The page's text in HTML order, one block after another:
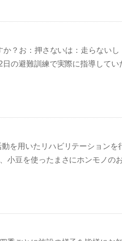
？お：押さないは：走らない
の避難訓練で実際に指導してい
を用いたリハビリテーションを
小豆を使ったまさにホンモノの